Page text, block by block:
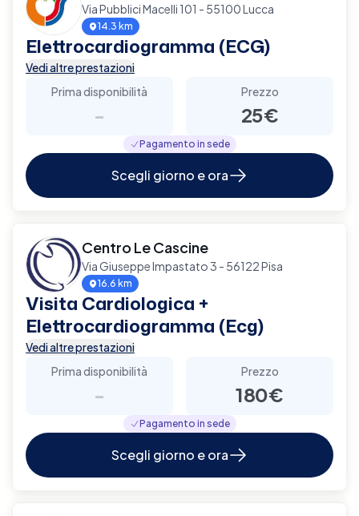
Via Pubblici Macelli 101 - 55100 Lucca
14.3 km
Elettrocardiogramma (ECG)
Vedi altre prestazioni
Prima disponibilità
-
Prezzo
25€
Pagamento in sede
Scegli giorno e ora
Centro Le Cascine
Via Giuseppe Impastato 3 - 56122 Pisa
16.6 km
Visita Cardiologica +
Elettrocardiogramma (Ecg)
Vedi altre prestazioni
Prima disponibilità
-
Prezzo
180€
Pagamento in sede
Scegli giorno e ora